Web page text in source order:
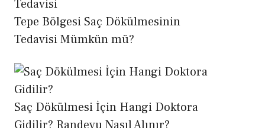
Tepe Bölgesi Saç Dökülmesinin
Tedavisi Mümkün mü?
Saç Dökülmesi İçin Hangi Doktora
Gidilir? Randevu Nasıl Alınır?